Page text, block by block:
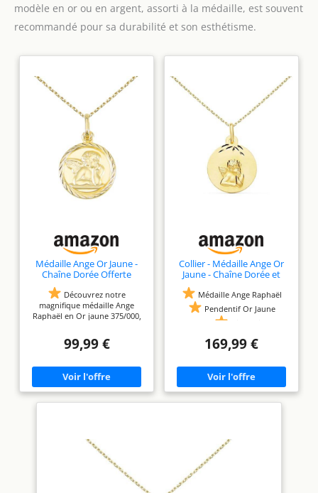
modèle en or ou en argent, assorti à la médaille, est souvent
recommandé pour sa durabilité et son esthétisme.
Médaille Ange Or Jaune -
Chaîne Dorée Offerte
Découvrez notre
magnifique médaille Ange
Raphaël en Or jaune 375/000,
symbolique et d'une beauté
intemporelle.
des détails exquis, mettant en
délicatesse de l'ange. Avec un
poids indicatif de 0.50 gr, il est
style maille forçat est ajustable
et peut être portée à des
longueurs de 42cm ou 45cm.
Cette médaille Ange
Raphaël est l'idéal pour des
99,99 €
Collier - Médaille Ange Or
Jaune - Chaîne Dorée et
Médaille Ange Raphaël
Pendentif Or Jaune
Chaîne Maille Forçat en
Bijou livré dans un
détails de la personnalisation
pour ajouter une touche
personnelle et significative. -
- Entreprise Française -
169,99 €